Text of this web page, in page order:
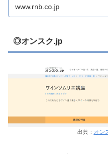
www.rnb.co.jp
◎オンスク.jp
出典： オン